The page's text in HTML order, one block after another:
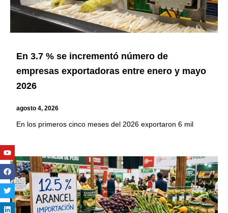
En 3.7 % se incrementó número de
empresas exportadoras entre enero y mayo
2026
agosto 4, 2026
En los primeros cinco meses del 2026 exportaron 6 mil
Youtube
Facebook
Twitter
Linkedin
Instagram